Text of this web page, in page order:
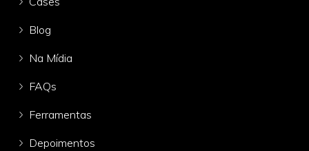
Blog
Na Mídia
FAQs
Ferramentas
Depoimentos